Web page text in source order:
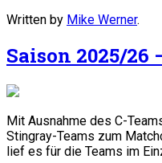
Written by Mike Werner.
Saison 2025/26
Mit Ausnahme des C-
Stingray-Teams zum
lief es für die Teams im